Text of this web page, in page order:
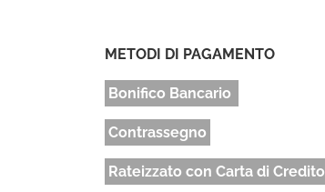
METODI DI PAGAMENTO
Bonifico Bancario
Contrassegno
Rateizzato con Carta di Credito